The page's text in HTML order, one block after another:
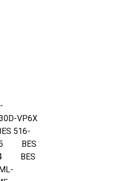
VP6X
516-
05 BES
BES